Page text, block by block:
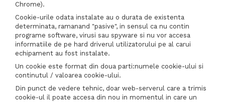
Chrome).
Cookie-urile odata instalate au o durata de existenta
determinata, ramanand "pasive", in sensul ca nu contin
programe software, virusi sau spyware si nu vor accesa
informatiile de pe hard driverul utilizatorului pe al carui
echipament au fost instalate.
Un cookie este format din doua parti:numele cookie-ului si
continutul / valoarea cookie-ului.
Din punct de vedere tehnic, doar web-serverul care a trimis
cookie-ul il poate accesa din nou in momentul in care un